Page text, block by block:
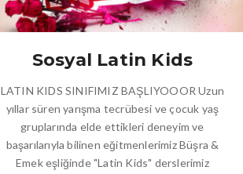
Sosyal Latin Kids
LATIN KIDS SINIFIMIZ BAŞLIYOOOR Uzun
yıllar süren yarışma tecrübesi ve çocuk yaş
gruplarında elde ettikleri deneyim ve
başarılarıyla bilinen eğitmenlerimiz Büşra &
Emek eşliğinde "Latin Kids" derslerimiz